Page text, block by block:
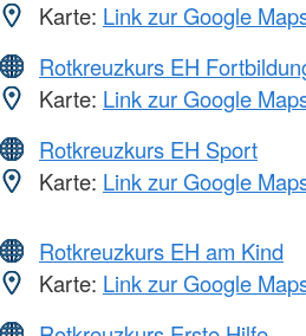
Karte: Link zur Google
Rotkreuzkurs EH
Karte: Link zur Google
Rotkreuzkurs EH Sport
Karte: Link zur Google
Rotkreuzkurs EH am Kind
Karte: Link zur Google